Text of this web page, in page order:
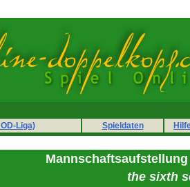
Liga) Spieldaten
the sixth